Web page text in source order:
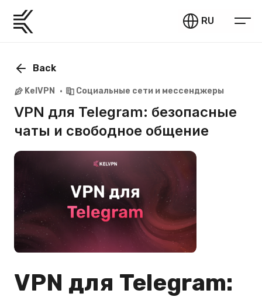
RU
Back
KelVPN Социальные сети и мессенджеры
VPN для Telegram: безопасные
чаты и свободное общение
VPN для Telegram: